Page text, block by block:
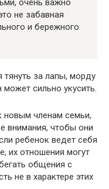
очень важно
не забавная
и бережного
тянуть за лапы, морду
может сильно укусить.
новым членам семьи,
внимания, чтобы они
ребенок ведет себя
их отношения могут
общения с
не в характере этих